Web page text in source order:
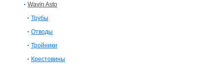
Wavin Asto
Трубы
Отводы
Тройники
Крестовины